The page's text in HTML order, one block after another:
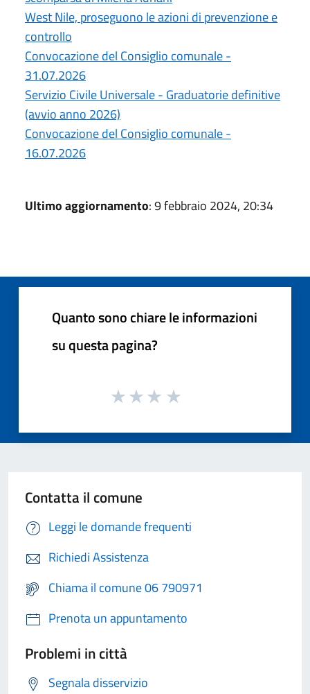
West Nile, proseguono le azioni di prevenzione e
controllo
Convocazione del Consiglio comunale -
31.07.2026
Servizio Civile Universale - Graduatorie definitive
(avvio anno 2026)
Convocazione del Consiglio comunale -
16.07.2026
Ultimo aggiornamento: 9 febbraio 2024, 20:34
Quanto sono chiare le informazioni
su questa pagina?
Contatta il comune
Leggi le domande frequenti
Richiedi Assistenza
Chiama il comune 06 790971
Prenota un appuntamento
Problemi in città
Segnala disservizio